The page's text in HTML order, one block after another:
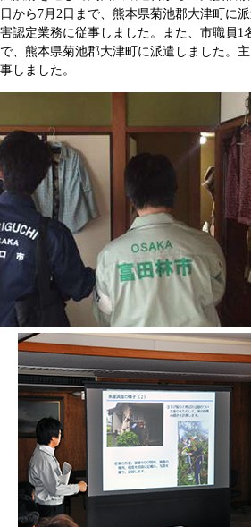
日から7月2日まで、熊本県菊池郡大津町に
害認定業務に従事しました。また、市職員1
で、熊本県菊池郡大津町に派遣しました。
事しました。